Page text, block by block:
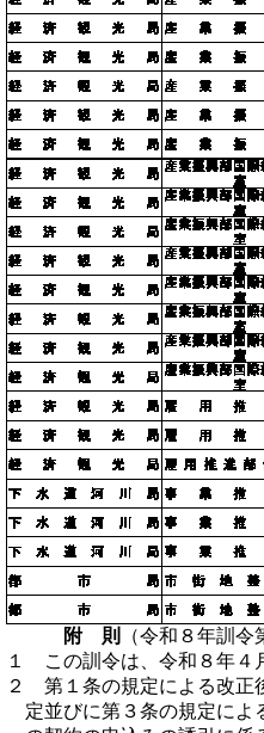
附 則
（令和８年訓令
１ この訓令は、令和８年４
２ 第１条の規定による改正
定並びに第３条の規定に